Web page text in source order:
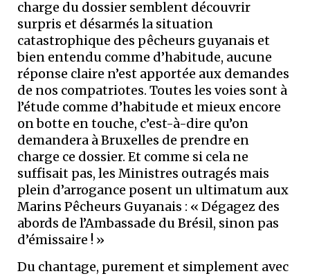
charge du dossier semblent découvrir
surpris et désarmés la situation
catastrophique des pêcheurs guyanais et
bien entendu comme d’habitude, aucune
réponse claire n’est apportée aux demandes
de nos compatriotes. Toutes les voies sont à
l’étude comme d’habitude et mieux encore
on botte en touche, c’est-à-dire qu’on
demandera à Bruxelles de prendre en
charge ce dossier. Et comme si cela ne
suffisait pas, les Ministres outragés mais
plein d’arrogance posent un ultimatum aux
Marins Pêcheurs Guyanais : « Dégagez des
abords de l’Ambassade du Brésil, sinon pas
d’émissaire ! »
Du chantage, purement et simplement avec